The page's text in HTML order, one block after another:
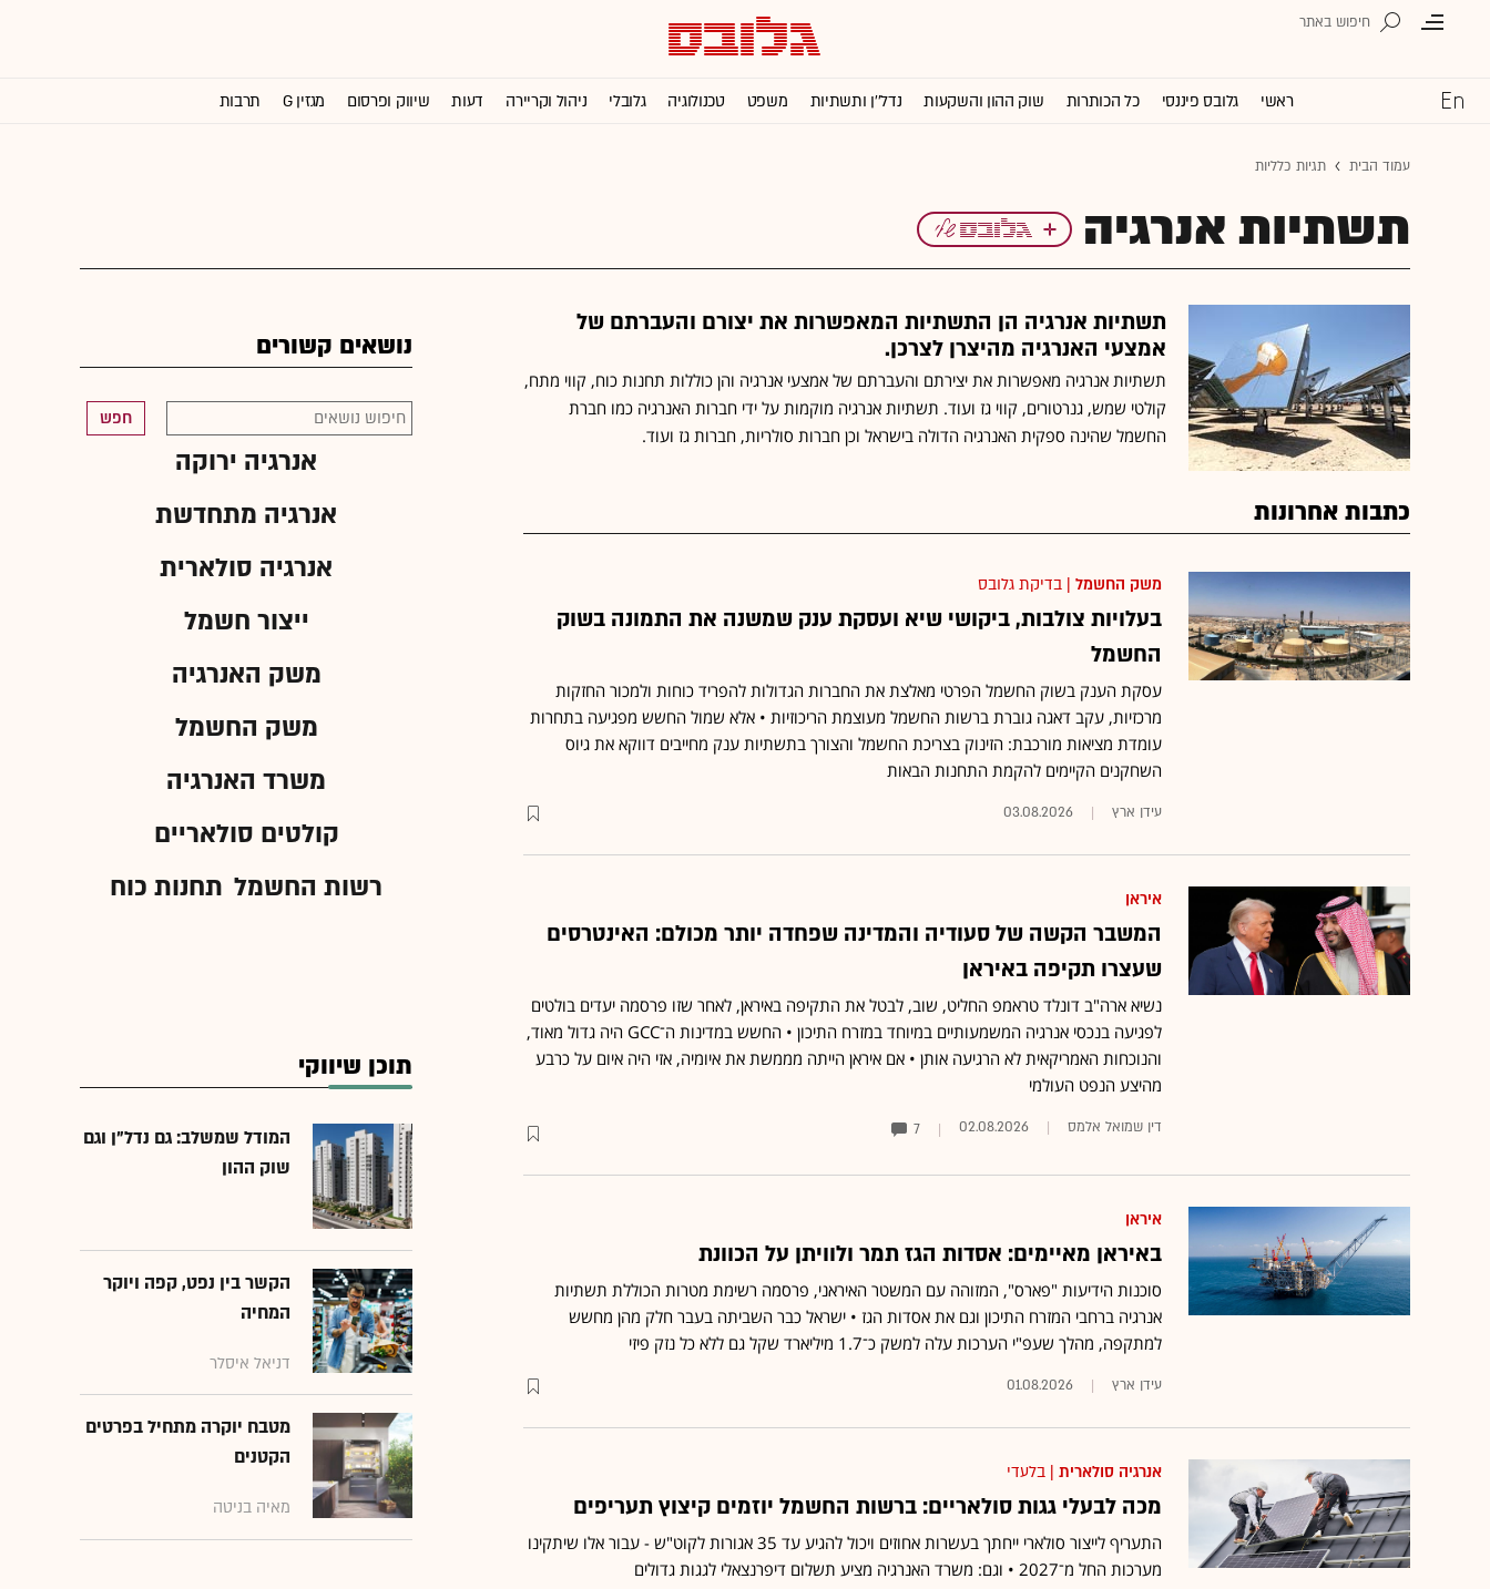
ראשי גלובס פיננסי כל הכותרות שוק ההון והשקעות נדל''ן ותשתיות משפט טכנולוגיה גלובלי ניהול וקריירה דעות שיווק ופרסום מגזין G תרבות
עמוד הבית תגיות כלליות
תשתיות אנרגיה
תשתיות אנרגיה הן התשתיות המאפשרות את יצורם והעברתם של
אמצעי האנרגיה מהיצרן לצרכן.
תשתיות אנרגיה מאפשרות את יצירתם והעברתם של אמצעי אנרגיה והן כוללות תחנות כוח, קווי מתח,
קולטי שמש, גנרטורים, קווי גז ועוד. תשתיות אנרגיה מוקמות על ידי חברות האנרגיה כמו חברת
החשמל שהינה ספקית האנרגיה הדולה בישראל וכן חברות סולריות, חברות גז ועוד.
כתבות אחרונות
משק החשמל | בדיקת גלובס
בעלויות צולבות, ביקושי שיא ועסקת ענק שמשנה את התמונה בשוק
החשמל
עסקת הענק בשוק החשמל הפרטי מאלצת את החברות הגדולות להפריד כוחות ולמכור החזקות
מרכזיות, עקב דאגה גוברת ברשות החשמל מעוצמת הריכוזיות • אלא שמול החשש מפגיעה בתחרות
עומדת מציאות מורכבת: הזינוק בצריכת החשמל והצורך בתשתיות ענק מחייבים דווקא את גיוס
השחקנים הקיימים להקמת התחנות הבאות
עידן ארץ 03.08.2026
איראן
המשבר הקשה של סעודיה והמדינה שפחדה יותר מכולם: האינטרסים
שעצרו תקיפה באיראן
נשיא ארה"ב דונלד טראמפ החליט, שוב, לבטל את התקיפה באיראן, לאחר שזו פרסמה יעדים בולטים
לפגיעה בנכסי אנרגיה המשמעותיים במיוחד במזרח התיכון • החשש במדינות ה־GCC היה גדול מאוד,
והנוכחות האמריקאית לא הרגיעה אותן • אם איראן הייתה מממשת את איומיה, אזי היה איום על כרבע
מהיצע הנפט העולמי
דין שמואל אלמס 02.08.2026
7
איראן
באיראן מאיימים: אסדות הגז תמר ולוויתן על הכוונת
סוכנות הידיעות "פארס", המזוהה עם המשטר האיראני, פרסמה רשימת מטרות הכוללת תשתיות
אנרגיה ברחבי המזרח התיכון וגם את אסדות הגז • ישראל כבר השביתה בעבר חלק מהן מחשש
למתקפה, מהלך שעפ"י הערכות עלה למשק כ־1.7 מיליארד שקל גם ללא כל נזק פיזי
עידן ארץ 01.08.2026
אנרגיה סולארית | בלעדי
מכה לבעלי גגות סולאריים: ברשות החשמל יוזמים קיצוץ תעריפים
התעריף לייצור סולארי ייחתך בעשרות אחוזים ויכול להגיע עד 35 אגורות לקוט"ש - עבור אלו שיתקינו
מערכות החל מ־2027 • וגם: משרד האנרגיה מציע תשלום דיפרנצאלי לגגות גדולים
נושאים קשורים
חפש
אנרגיה ירוקה
אנרגיה מתחדשת
אנרגיה סולארית
ייצור חשמל
משק האנרגיה
משק החשמל
משרד האנרגיה
קולטים סולאריים
רשות החשמל תחנות כוח
תוכן שיווקי
המודל שמשלב: גם נדל"ן וגם
שוק ההון
הקשר בין נפט, קפה ויוקר
המחיה
דניאל איסלר
מטבח יוקרה מתחיל בפרטים
הקטנים
מאיה בניטה